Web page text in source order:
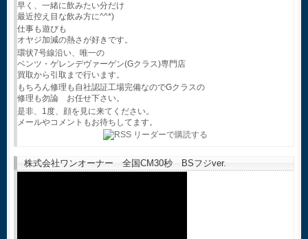
早く、一緒に飲みたい分だけ
最近控え目な飲み方に^^*)
仕事も遊びも
オヤジ加減の熱さが好きです。
環状7号線沿い、唯一の
ベンツ・ゲレンデヴァーゲン(Gクラス)専門店
買取から引取まで行います。
もちろん修理も自社認証工場完備なのでGクラスの
修理も勿論 お任せ下さい。
是非、1度、顔を見に来てください。
メールやコメントもお待ちしてます。
株式会社ワンオーナー 全国CM30秒 BSフジver.